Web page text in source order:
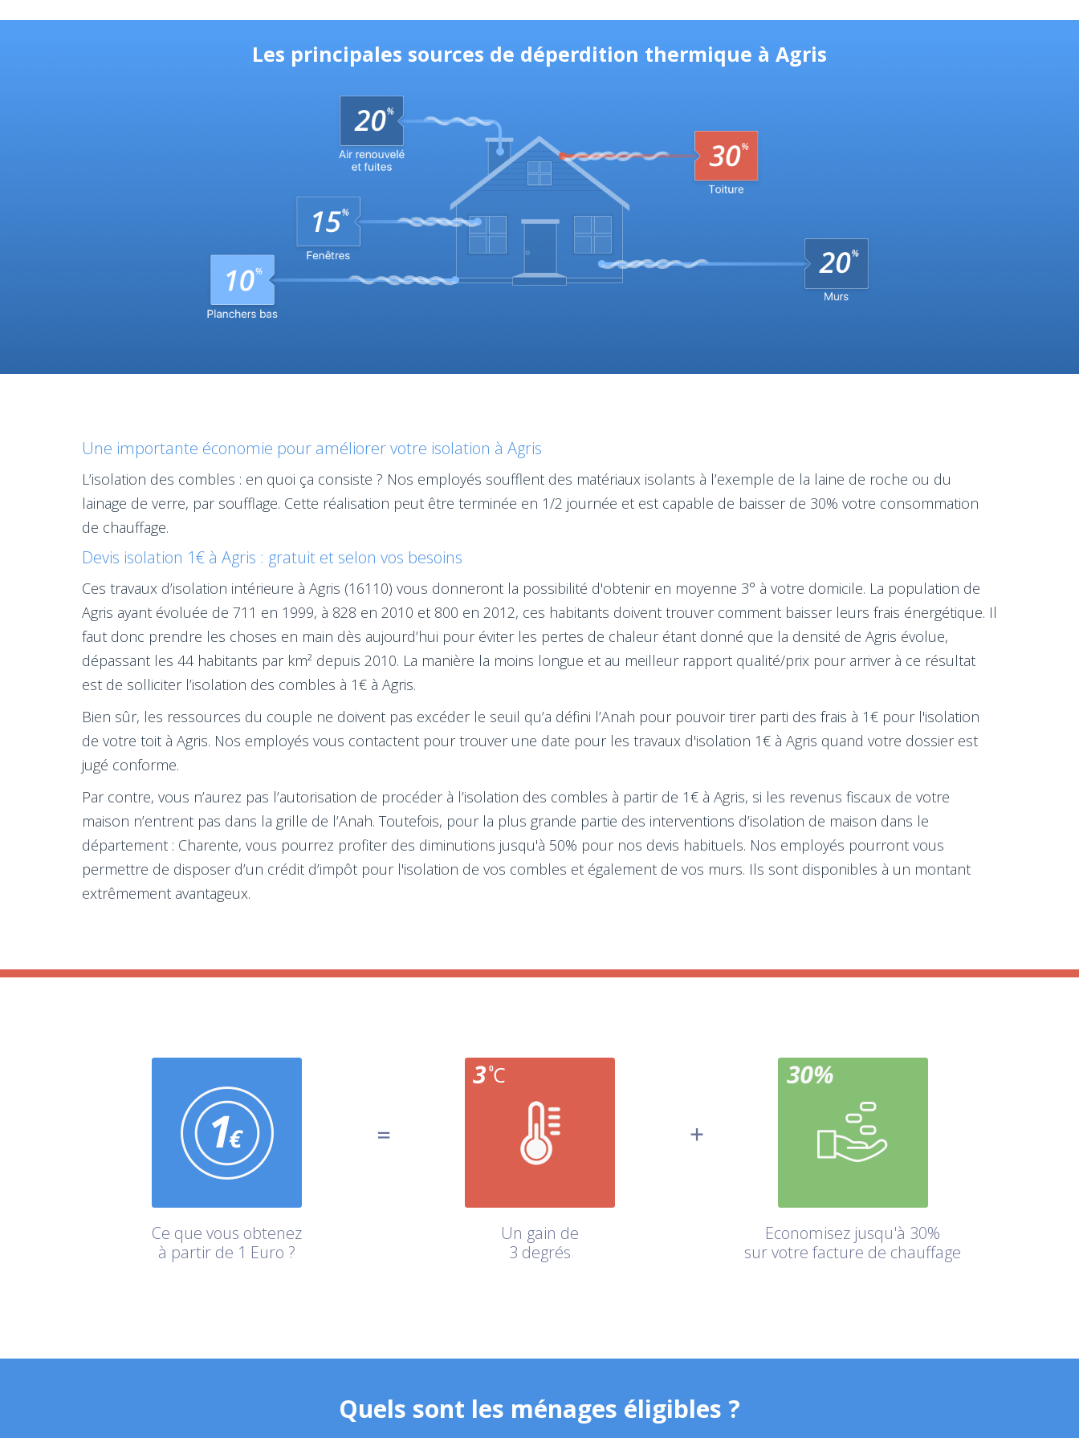
Les principales sources de déperdition thermique à Agris
Une importante économie pour améliorer votre isolation à Agris
L’isolation des combles : en quoi ça consiste ? Nos employés soufflent des matériaux isolants à l’exemple de la laine de roche ou du
lainage de verre, par soufflage. Cette réalisation peut être terminée en 1/2 journée et est capable de baisser de 30% votre consommation
de chauffage.
Devis isolation 1€ à Agris : gratuit et selon vos besoins
Ces travaux d’isolation intérieure à Agris (16110) vous donneront la possibilité d'obtenir en moyenne 3° à votre domicile. La population de
Agris ayant évoluée de 711 en 1999, à 828 en 2010 et 800 en 2012, ces habitants doivent trouver comment baisser leurs frais énergétique. Il
faut donc prendre les choses en main dès aujourd’hui pour éviter les pertes de chaleur étant donné que la densité de Agris évolue,
dépassant les 44 habitants par km² depuis 2010. La manière la moins longue et au meilleur rapport qualité/prix pour arriver à ce résultat
est de solliciter l’isolation des combles à 1€ à Agris.
Bien sûr, les ressources du couple ne doivent pas excéder le seuil qu’a défini l’Anah pour pouvoir tirer parti des frais à 1€ pour l'isolation
de votre toit à Agris. Nos employés vous contactent pour trouver une date pour les travaux d'isolation 1€ à Agris quand votre dossier est
jugé conforme.
Par contre, vous n’aurez pas l’autorisation de procéder à l’isolation des combles à partir de 1€ à Agris, si les revenus fiscaux de votre
maison n’entrent pas dans la grille de l’Anah. Toutefois, pour la plus grande partie des interventions d’isolation de maison dans le
département : Charente, vous pourrez profiter des diminutions jusqu'à 50% pour nos devis habituels. Nos employés pourront vous
permettre de disposer d’un crédit d’impôt pour l'isolation de vos combles et également de vos murs. Ils sont disponibles à un montant
extrêmement avantageux.
Ce que vous obtenez
à partir de 1 Euro ?
Un gain de
3 degrés
Economisez jusqu'à 30%
sur votre facture de chauffage
Quels sont les ménages éligibles ?